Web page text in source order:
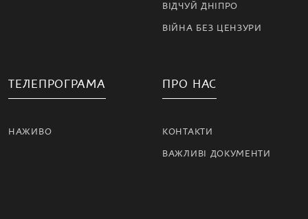
ВІДЧУЙ ДНІПРО
ВІЙНА БЕЗ ЦЕНЗУРИ
ТЕЛЕПРОГРАМА
НАЖИВО
ПРО НАС
КОНТАКТИ
ВАЖЛИВІ ДОКУМЕНТИ